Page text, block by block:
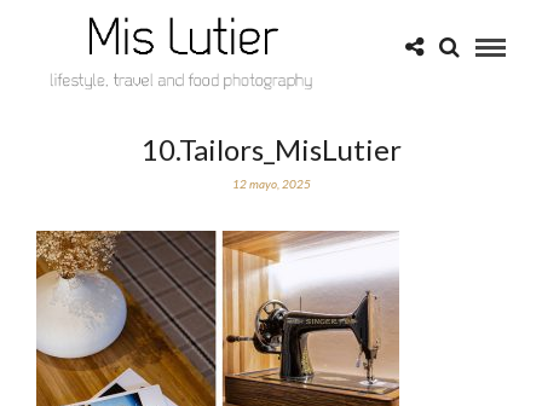
10.Tailors_MisLutier
12 mayo, 2025